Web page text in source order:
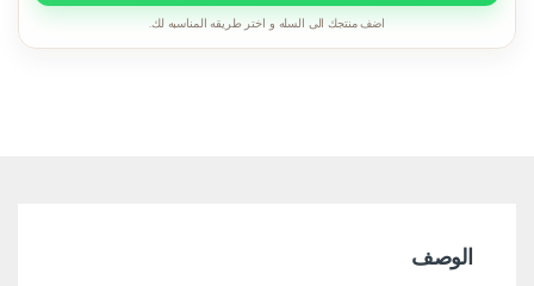
اضف منتجك الى السله و اختر طريقه المناسبه لك.
الوصف